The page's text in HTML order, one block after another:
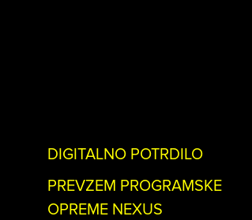
DIGITALNO POTRDILO
PREVZEM PROGRAMSKE
OPREME NEXUS